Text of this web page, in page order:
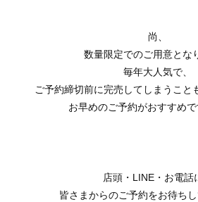
尚、
数量限定でのご用意とな
毎年大人気で、
ご予約締切前に完売してしまうこと
お早めのご予約がおすすめ
店頭・LINE・お電話
皆さまからのご予約をお待ちし